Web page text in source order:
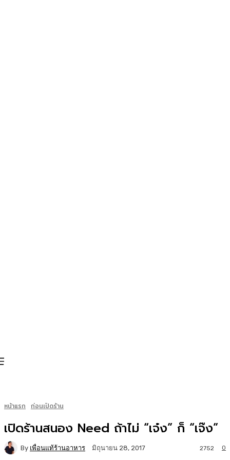
หน้าแรก ก่อนเปิดร้าน
เปิดร้านสนอง Need ถ้าไม่ “เจ๋ง” ก็ “เจ๊ง”
By เพื่อนแท้ร้านอาหาร มิถุนายน 28, 2017 0
2752